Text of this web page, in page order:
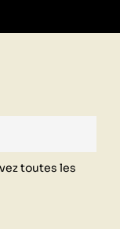
toutes les